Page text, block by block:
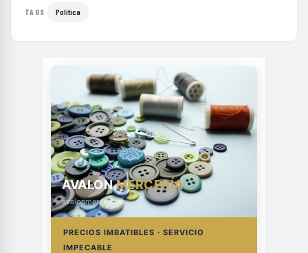
TAGS Política
AVALONMERCERÍA
avalonmerceria.es
PRECIOS IMBATIBLES · SERVICIO
IMPECABLE